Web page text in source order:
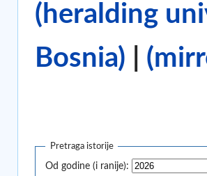
(heralding
Bosnia)
Pretraga istorije
Od godine (i ranije):